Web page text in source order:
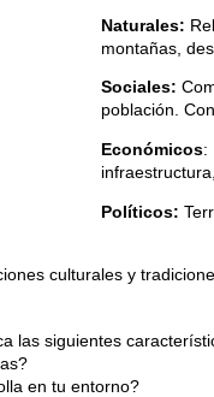
Naturales:
montañas,
Sociales:
población.
Económicos:
Políticos:
culturales y
las siguientes
en tu entorno?